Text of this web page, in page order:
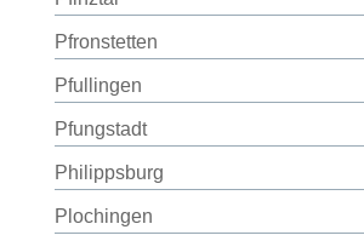
Pfronstetten
Pfullingen
Pfungstadt
Philippsburg
Plochingen